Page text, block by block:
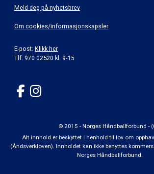
Meld deg på nyhetsbrev
Om cookies/informasjonskapsler
E-post: Klikk her
Tlf: 970 02520 kl. 9-15
© 2015 - Norges Håndballforbund -
Alt innhold er beskyttet i henhold til lov om
(Åndsverkloven). Innholdet kan ikke benyttes
Norges Håndballforbund.